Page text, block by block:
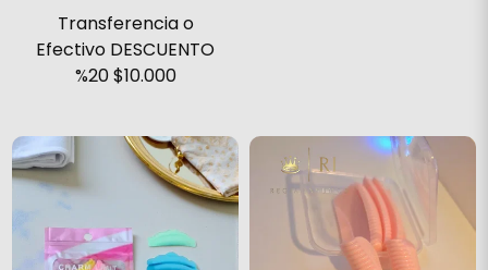
Transferencia o
Efectivo DESCUENTO
%20$10.000